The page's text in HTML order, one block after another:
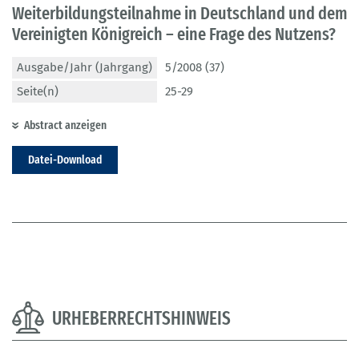
Weiterbildungsteilnahme in Deutschland und dem
Vereinigten Königreich – eine Frage des Nutzens?
Ausgabe/Jahr (Jahrgang)
5/2008 (37)
Seite(n)
25-29
Abstract anzeigen
Datei-Download
URHEBERRECHTSHINWEIS